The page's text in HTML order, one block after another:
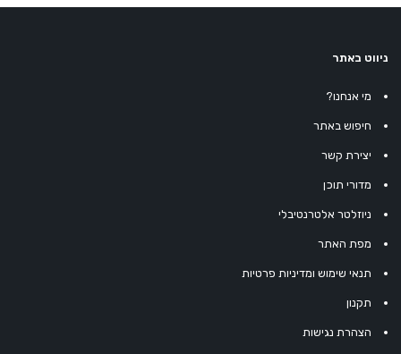
ניווט באתר
מי אנחנו?
חיפוש באתר
יצירת קשר
מדורי תוכן
ניוזלטר אלטרנטיבלי
מפת האתר
תנאי שימוש ומדיניות פרטיות
תקנון
הצהרת נגישות